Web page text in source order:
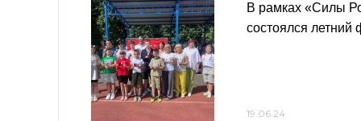
В рамках «Силы
состоялся летний
19.06.24